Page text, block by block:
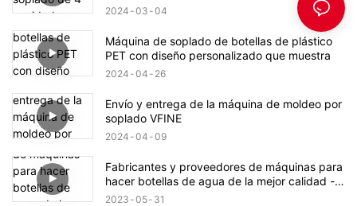
2024 03 04
Máquina de soplado de botellas de plástico
PET con diseño personalizado que muestra
2024 04 26
Envío y entrega de la máquina de moldeo por
soplado VFINE
2024 04 09
Fabricantes y proveedores de máquinas para
hacer botellas de agua de la mejor calidad -
Fábrica vfine
2023 05 31